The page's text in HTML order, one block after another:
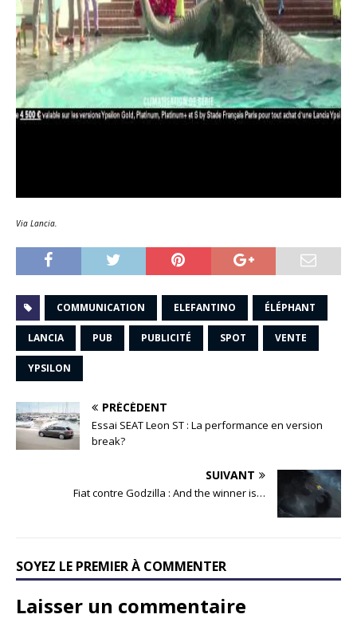
Via Lancia.
COMMUNICATION ELEFANTINO ÉLÉPHANT
LANCIA PUB PUBLICITÉ SPOT VENTE
YPSILON
PRÉCÉDENT
Essai SEAT Leon ST : La performance en version
break?
SUIVANT
Fiat contre Godzilla : And the winner is…
SOYEZ LE PREMIER À COMMENTER
Laisser un commentaire